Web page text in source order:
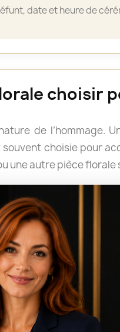
date et heure de
choisir
de l’hommage.
choisie pour
une autre pièce
un message. Les
douceur et
attachement profond.
ou quelles
de la cérémonie et le